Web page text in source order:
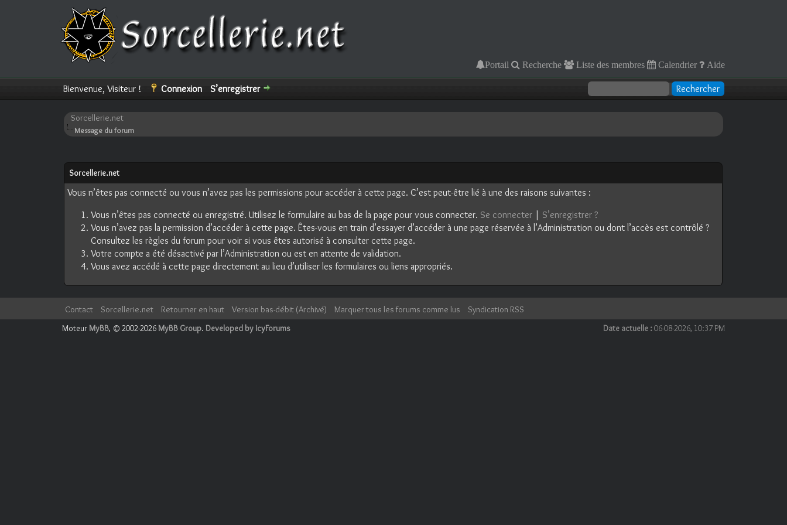
Portail Recherche Liste des membres Calendrier Aide
Bienvenue, Visiteur ! Connexion S’enregistrer
Sorcellerie.net
Message du forum
Sorcellerie.net
Vous n’êtes pas connecté ou vous n’avez pas les permissions pour accéder à cette page. C’est peut-être lié à une des raisons suivantes :
Vous n’êtes pas connecté ou enregistré. Utilisez le formulaire au bas de la page pour vous connecter. Se connecter
S’enregistrer ?
Vous n’avez pas la permission d’accéder à cette page. Êtes-vous en train d’essayer d’accéder à une page réservée à l’Administration ou dont l’accès est contrôlé ?
Consultez les règles du forum pour voir si vous êtes autorisé à consulter cette page.
Votre compte a été désactivé par l’Administration ou est en attente de validation.
Vous avez accédé à cette page directement au lieu d’utiliser les formulaires ou liens appropriés.
Contact Sorcellerie.net Retourner en haut Version bas-débit (Archivé) Marquer tous les forums comme lus
Syndication RSS
Date actuelle :06-08-2026, 10:37 PM
Moteur MyBB, © 2002-2026 MyBB Group. Developed by IcyForums